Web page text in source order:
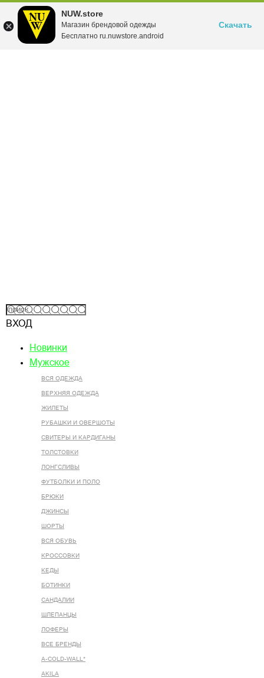
NUW.store
Магазин брендовой одежды
Бесплатно ru.nuwstore.android
Скачать
ВХОД
Новинки
Мужское
ВСЯ ОДЕЖДА
ВЕРХНЯЯ ОДЕЖДА
ЖИЛЕТЫ
РУБАШКИ И ОВЕРШОТЫ
СВИТЕРЫ И КАРДИГАНЫ
ТОЛСТОВКИ
ЛОНГСЛИВЫ
ФУТБОЛКИ И ПОЛО
БРЮКИ
ДЖИНСЫ
ШОРТЫ
ВСЯ ОБУВЬ
КРОССОВКИ
КЕДЫ
БОТИНКИ
САНДАЛИИ
ШЛЕПАНЦЫ
ЛОФЕРЫ
ВСЕ БРЕНДЫ
A-COLD-WALL*
AKILA